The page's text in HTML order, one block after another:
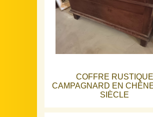
COFFRE RUSTIQUE
CAMPAGNARD EN
SIÈCLE